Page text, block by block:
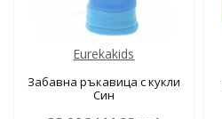
Eurekakids
Забавна ръкавица с кукли
Син